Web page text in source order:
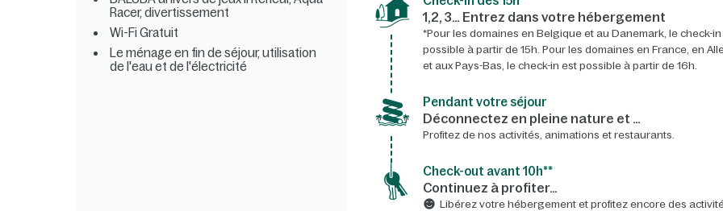
Racer, divertissement
Wi-Fi Gratuit
Le ménage en fin de séjour, utilisation
de l'eau et de l'électricité
1,2, 3… Entrez dans votre hébergement
*Pour les domaines en Belgique et au Danemark, le check-
possible à partir de 15h. Pour les domaines en France, en
et aux Pays-Bas, le check-in est possible à partir de 16h.
Pendant votre séjour
Déconnectez en pleine nature et …
Profitez de nos activités, animations et restaurants.
Check-out avant 10h**
Continuez à profiter…
Libérez votre hébergement et profitez encore des